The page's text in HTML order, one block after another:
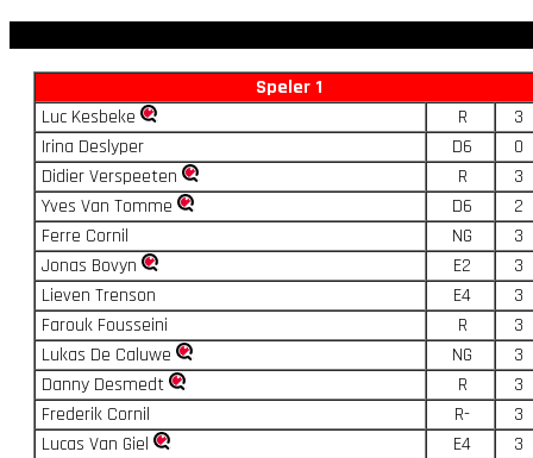
Speler 1
Luc Kesbeke
R
3
Irina Deslyper
D6
0
Didier Verspeeten
R
3
Yves Van Tomme
D6
2
Ferre Cornil
NG
3
Jonas Bovyn
E2
3
Lieven Trenson
E4
3
Farouk Fousseini
R
3
Lukas De Caluwe
NG
3
Danny Desmedt
R
3
Frederik Cornil
R-
3
Lucas Van Giel
E4
3